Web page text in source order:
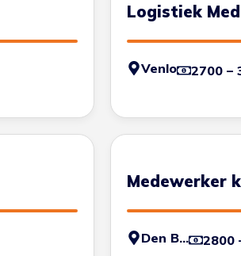
Logistiek
Venlo 2700 –
Medewerker
Den Bosch 2800